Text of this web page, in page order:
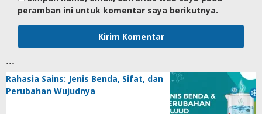
peramban ini untuk komentar saya berikutnya.
```
Rahasia Sains: Jenis Benda, Sifat, dan
Perubahan Wujudnya